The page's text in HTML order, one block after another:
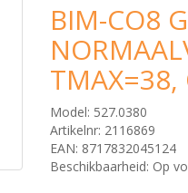
BIM-CO8
Model: 527.0380
Artikelnr: 2116869
EAN: 8717832045124
Beschikbaarheid: Op